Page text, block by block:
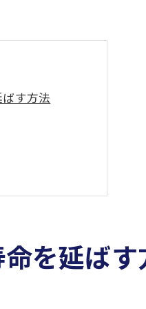
す方法
を延ばす